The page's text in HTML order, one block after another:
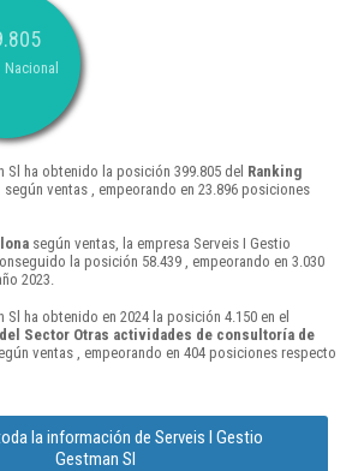
Sl ha obtenido la posición 399.805 del Ranking
según ventas , empeorando en 23.896 posiciones
según ventas, la empresa Serveis I Gestio
la posición 58.439 , empeorando en 3.030
2023.
Sl ha obtenido en 2024 la posición 4.150 en el
Sector Otras actividades de consultoría de
ventas , empeorando en 404 posiciones respecto
la información de Serveis I Gestio
Gestman Sl